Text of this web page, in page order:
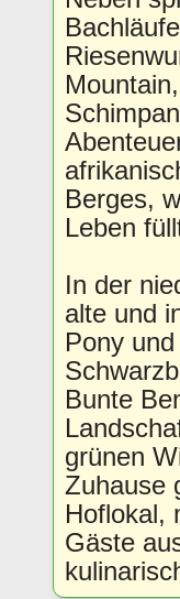
Berges,
Leben
In der
alte und
Pony
Bunte
grünen
Zuhause
Hoflokal,
Gäste